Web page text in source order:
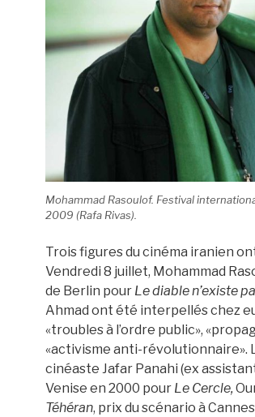
Mohammad Rasoulof. Festival
2009 (Rafa Rivas).
Trois figures du cinéma iranien
Vendredi 8 juillet, Mohammad
de Berlin pour Le diable n’existe
Ahmad ont été interpellés chez
«troubles à l’ordre public»,
«activisme anti-révolutionnaire».
cinéaste Jafar Panahi (ex
Venise en 2000 pour Le Cercle,
Téhéran, prix du scénario à